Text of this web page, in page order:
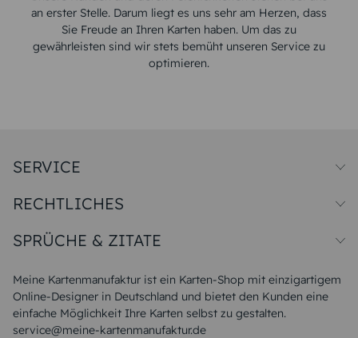
an erster Stelle. Darum liegt es uns sehr am Herzen, dass
Sie Freude an Ihren Karten haben. Um das zu
gewährleisten sind wir stets bemüht unseren Service zu
optimieren.
Meine Kartenmanufaktur ist ein Karten-Shop mit einzigartigem
Online-Designer in Deutschland und bietet den Kunden eine
einfache Möglichkeit Ihre Karten selbst zu gestalten.
service@meine-kartenmanufaktur.de
SERVICE
Papiersorten
Unsere Produktion
Magazin
FAQ
RECHTLICHES
Widerrufsbelehrung
SPRÜCHE & ZITATE
Liebeskummer Sprüche
Sommer Sprüche
Muttertagssprüche
Sprüche zur Hochzeit